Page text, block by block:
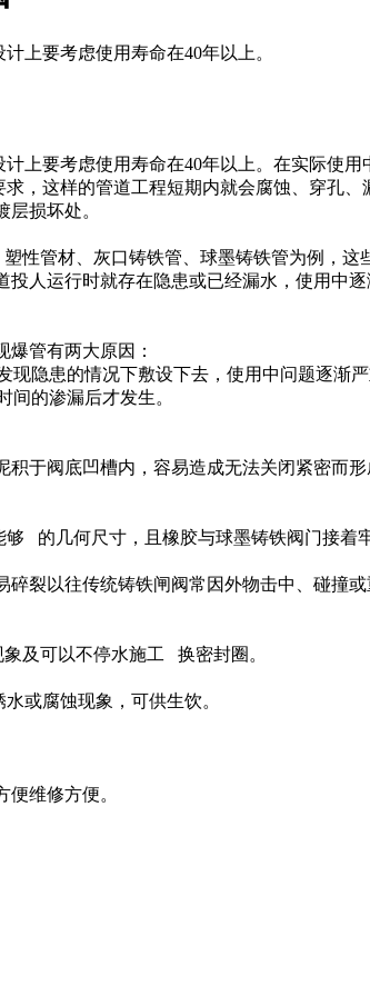
上要考虑使用寿命在40年以上。
要考虑使用寿命在40年以上。在实际使
，这样的管道工程短期内就会腐蚀、穿孔
损坏处。
性管材、灰口铸铁管、球墨铸铁管为例，
人运行时就存在隐患或已经漏水，使用中
管有两大原因：
隐患的情况下敷设下去，使用中问题逐渐
的渗漏后才发生。
于阀底凹槽内，容易造成无法关闭紧密而
的几何尺寸，且橡胶与球墨铸铁阀门接着
裂以往传统铸铁闸阀常因外物击中、碰撞
及可以不停水施工 换密封圈。
或腐蚀现象，可供生饮。
维修方便。